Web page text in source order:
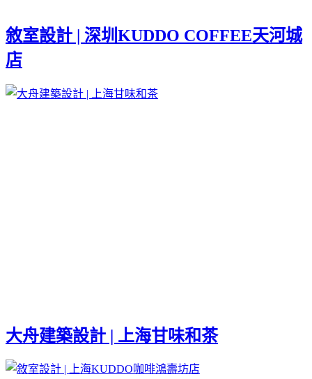
敘室設計 | 深圳KUDDO COFFEE天河城
店
大舟建築設計 | 上海甘味和茶